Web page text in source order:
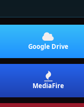
Google Drive
MediaFire